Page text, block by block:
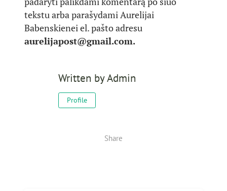
tekstu arba parašydami Aurelijai
Babenskienei el. pašto adresu
aurelijapost@gmail.com.
Written byAdmin
Profile
Share